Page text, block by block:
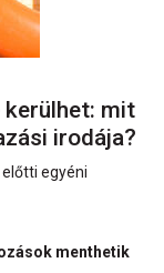
kerülhet: mit
irodája?
egyéni
menthetik